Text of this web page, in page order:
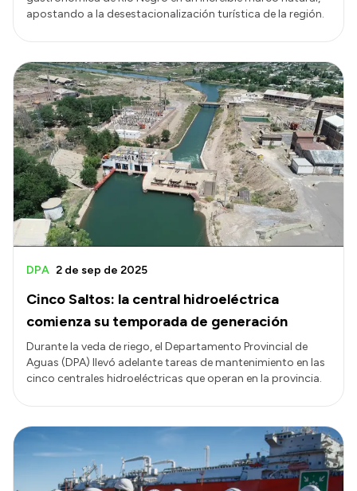
apostando a la desestacionalización turística de la región.
Cinco Saltos: la central hidroeléctrica
comienza su temporada de generación
DPA 2 de sep de 2025
Durante la veda de riego, el Departamento Provincial de
Aguas (DPA) llevó adelante tareas de mantenimiento en las
cinco centrales hidroeléctricas que operan en la provincia.